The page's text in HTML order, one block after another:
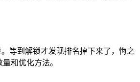
等到解锁才发现排名掉下来了，悔之
和优化方法。